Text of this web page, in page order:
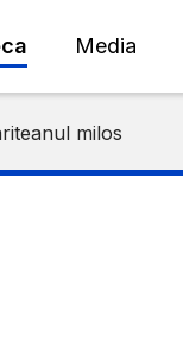
Media
milos